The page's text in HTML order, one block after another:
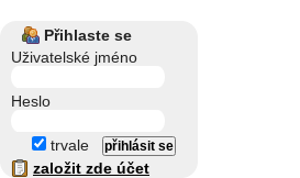
Přihlaste se
Uživatelské jméno
Heslo
trvale
založit zde účet